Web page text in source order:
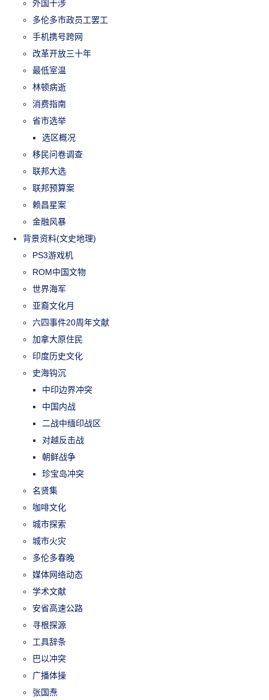
外国干涉
多伦多市政员工罢工
手机携号跨网
改革开放三十年
最低室温
林顿病逝
消费指南
省市选举
选区概况
移民问卷调查
联邦大选
联邦预算案
赖昌星案
金融风暴
背景资料(文史地理)
PS3游戏机
ROM中国文物
世界海军
亚裔文化月
六四事件20周年文献
加拿大原住民
印度历史文化
史海钩沉
中印边界冲突
中国内战
二战中缅印战区
对越反击战
朝鲜战争
珍宝岛冲突
名贤集
咖啡文化
城市探索
城市火灾
多伦多春晚
媒体网络动态
学术文献
安省高速公路
寻根探源
工具辞条
巴以冲突
广播体操
张国焘